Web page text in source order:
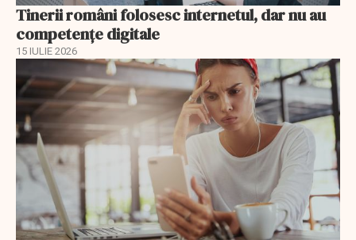
Tinerii români folosesc internetul, dar nu au
competențe digitale
15 IULIE 2026